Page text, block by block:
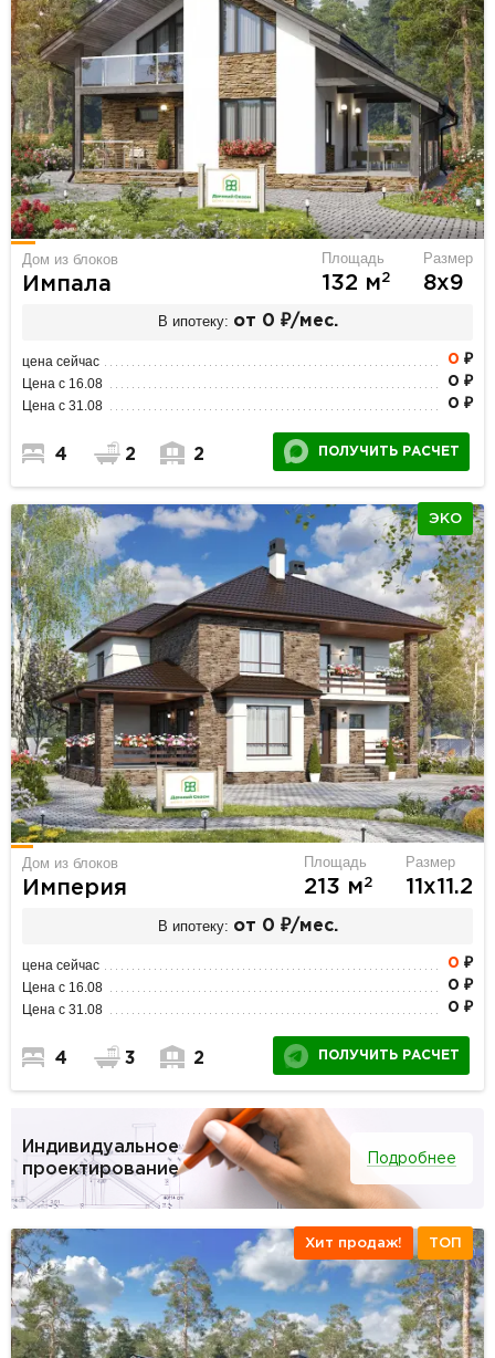
Дом из блоков
Импала
Площадь
132 м2
Размер
8х9
В ипотеку: от 0 ₽/мес.
цена сейчас 0 ₽
Цена с 16.08 0 ₽
Цена с 31.08 0 ₽
4 2 2 ПОЛУЧИТЬ РАСЧЕТ
ЭКО
Дом из блоков
Империя
Площадь
213 м2
Размер
11х11.2
В ипотеку: от 0 ₽/мес.
цена сейчас 0 ₽
Цена с 16.08 0 ₽
Цена с 31.08 0 ₽
4 3 2 ПОЛУЧИТЬ РАСЧЕТ
Индивидуальное
проектирование
Подробнее
Хит продаж! ТОП